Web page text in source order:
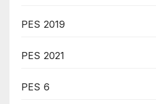
PES 2019
PES 2021
PES 6